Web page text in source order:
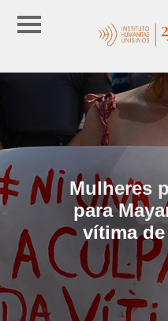
Mulheres
para
vítima